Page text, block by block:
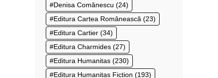
Denisa Comănescu (24)
Editura Cartea Românească (23)
Editura Cartier (34)
Editura Charmides (27)
Editura Humanitas (230)
Editura Humanitas Fiction (193)